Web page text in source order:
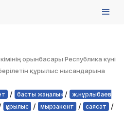
орынбасары Республика күні
құрылыс нысандарына
/ басты жаңалық /
ж.нұрлыбаев
құрылыс / мырзакент / саясат /